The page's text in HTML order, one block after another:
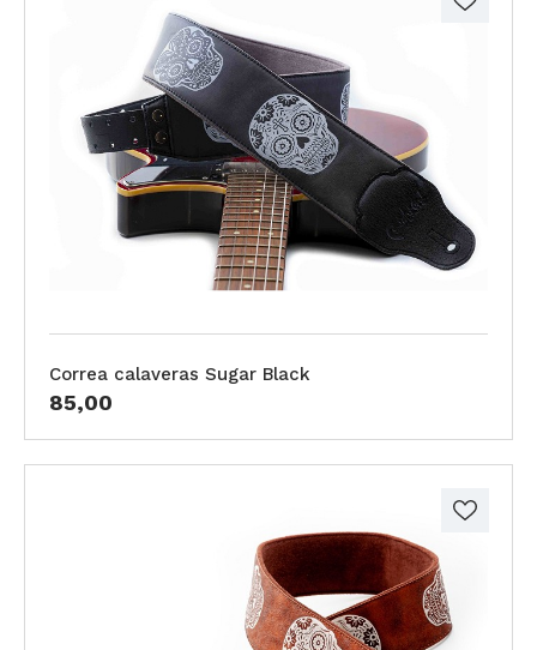
Correa calaveras Sugar Black
85,00